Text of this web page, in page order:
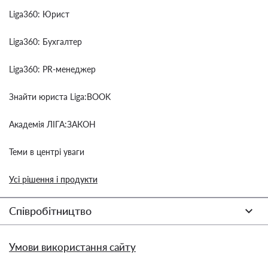
Liga360: Юрист
Liga360: Бухгалтер
Liga360: PR-менеджер
Знайти юриста Liga:BOOK
Академія ЛІГА:ЗАКОН
Теми в центрі уваги
Усі рішення і продукти
Співробітництво
Умови використання сайту